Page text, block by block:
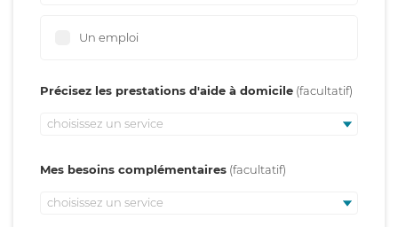
Un emploi
Précisez les prestations d'aide à domicile
choisissez un service
Mes besoins complémentaires
choisissez un service